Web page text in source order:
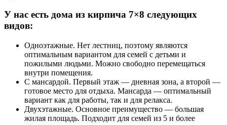
У нас есть дома из кирпича 7×8 следующих
видов:
Одноэтажные. Нет лестниц, поэтому являются
оптимальным вариантом для семей с детьми и
пожилыми людьми. Можно свободно перемещаться
внутри помещения.
С мансардой. Первый этаж — дневная зона, а второй —
готовое место для отдыха. Мансарда — оптимальный
вариант как для работы, так и для релакса.
Двухэтажные. Основное преимущество — большая
жилая площадь. Подходит для семей из 5 и более